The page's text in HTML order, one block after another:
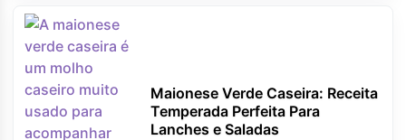
Maionese Verde Caseira: Receita
Temperada Perfeita Para
Lanches e Saladas